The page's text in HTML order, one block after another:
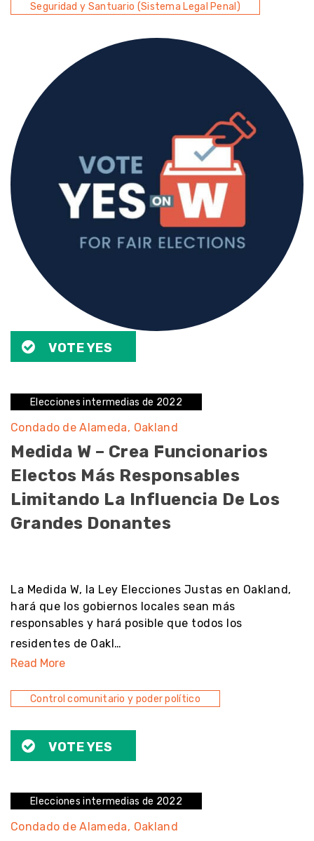
Seguridad y Santuario (Sistema Legal Penal)
VOTE YES
Elecciones intermedias de 2022
Condado de Alameda Oakland
Medida W – Crea Funcionarios
Electos Más Responsables
Limitando La Influencia De Los
Grandes Donantes
La Medida W, la Ley Elecciones Justas en Oakland,
hará que los gobiernos locales sean más
responsables y hará posible que todos los
residentes de Oakl…
Read More
Control comunitario y poder político
VOTE YES
Elecciones intermedias de 2022
Condado de Alameda Oakland